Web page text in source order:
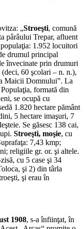
„Stroeşti, comună
pârâului Trepar, afluent
1.952 locuitori
drumul principal
înveci­nate prin drumuri
60 şcolari – n. n.),
Maicii Dom­nului”. La
formată din
se ocupă cu
1.820 hectare pământ
5 hectare imaşuri, 7
Se găsesc 138 cai,
Stroeşti, moşie, cu
7,43 kmp;
religiile gr. or. şi altele.
cu 5 case şi 34
şi 2) din târla
şi erau în
1908, s-a înfiinţat, în